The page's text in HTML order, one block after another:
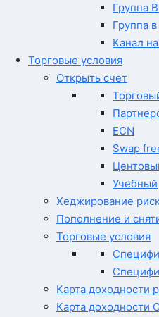
Группа
Группа
Канал
Торговые условия
Открыть счет
ECN
Swap
Учебный
Хеджирование
Пополнение и
Торговые условия
Карта доходности
Карта доходности